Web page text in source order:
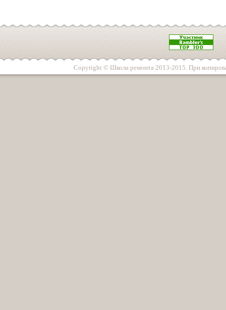
Copyright © Школа ремонта 2013-2015. При